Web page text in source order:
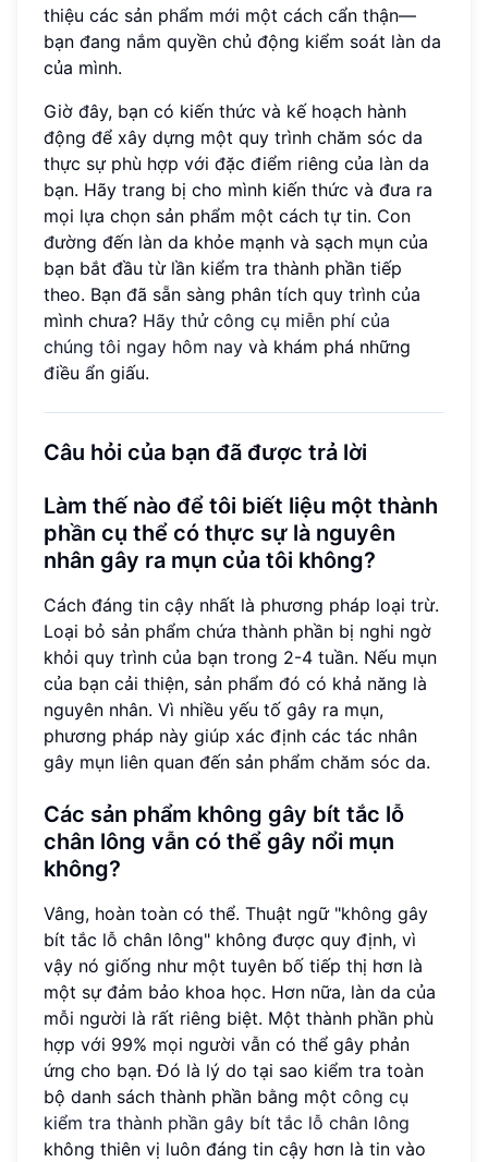
thiệu các sản phẩm mới một cách cẩn thận—
bạn đang nắm quyền chủ động kiểm soát làn da
của mình.
Giờ đây, bạn có kiến thức và kế hoạch hành
động để xây dựng một quy trình chăm sóc da
thực sự phù hợp với đặc điểm riêng của làn da
bạn. Hãy trang bị cho mình kiến thức và đưa ra
mọi lựa chọn sản phẩm một cách tự tin. Con
đường đến làn da khỏe mạnh và sạch mụn của
bạn bắt đầu từ lần kiểm tra thành phần tiếp
theo. Bạn đã sẵn sàng phân tích quy trình của
mình chưa? Hãy thử công cụ miễn phí của
chúng tôi ngay hôm nay và khám phá những
điều ẩn giấu.
Câu hỏi của bạn đã được trả lời
Làm thế nào để tôi biết liệu một thành
phần cụ thể có thực sự là nguyên
nhân gây ra mụn của tôi không?
Cách đáng tin cậy nhất là phương pháp loại trừ.
Loại bỏ sản phẩm chứa thành phần bị nghi ngờ
khỏi quy trình của bạn trong 2-4 tuần. Nếu mụn
của bạn cải thiện, sản phẩm đó có khả năng là
nguyên nhân. Vì nhiều yếu tố gây ra mụn,
phương pháp này giúp xác định các tác nhân
gây mụn liên quan đến sản phẩm chăm sóc da.
Các sản phẩm không gây bít tắc lỗ
chân lông vẫn có thể gây nổi mụn
không?
Vâng, hoàn toàn có thể. Thuật ngữ "không gây
bít tắc lỗ chân lông" không được quy định, vì
vậy nó giống như một tuyên bố tiếp thị hơn là
một sự đảm bảo khoa học. Hơn nữa, làn da của
mỗi người là rất riêng biệt. Một thành phần phù
hợp với 99% mọi người vẫn có thể gây phản
ứng cho bạn. Đó là lý do tại sao kiểm tra toàn
bộ danh sách thành phần bằng một công cụ
kiểm tra thành phần gây bít tắc lỗ chân lông
không thiên vị luôn đáng tin cậy hơn là tin vào